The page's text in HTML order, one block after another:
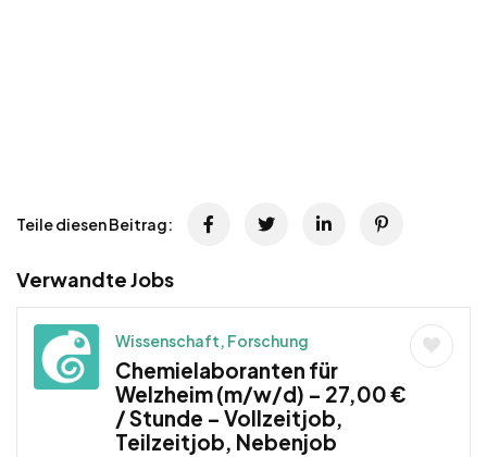
Teile diesen Beitrag:
Verwandte Jobs
Wissenschaft, Forschung
Chemielaboranten für
Welzheim (m/w/d) – 27,00 €
/ Stunde – Vollzeitjob,
Teilzeitjob, Nebenjob